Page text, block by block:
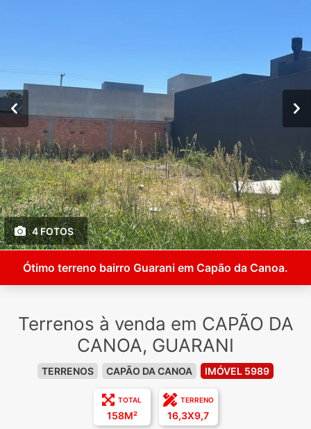
4 FOTOS
Ótimo terreno bairro Guarani em Capão da Canoa.
Terrenos à venda em CAPÃO DA
CANOA, GUARANI
TERRENOS CAPÃO DA CANOA IMÓVEL 5989
TOTAL
158M²
TERRENO
16,3X9,7